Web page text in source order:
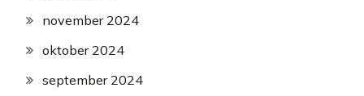
november 2024
oktober 2024
september 2024